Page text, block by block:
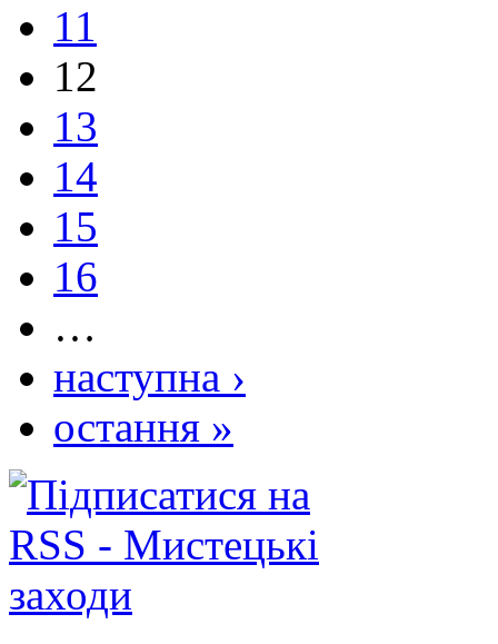
11
12
13
14
15
16
…
наступна ›
остання »